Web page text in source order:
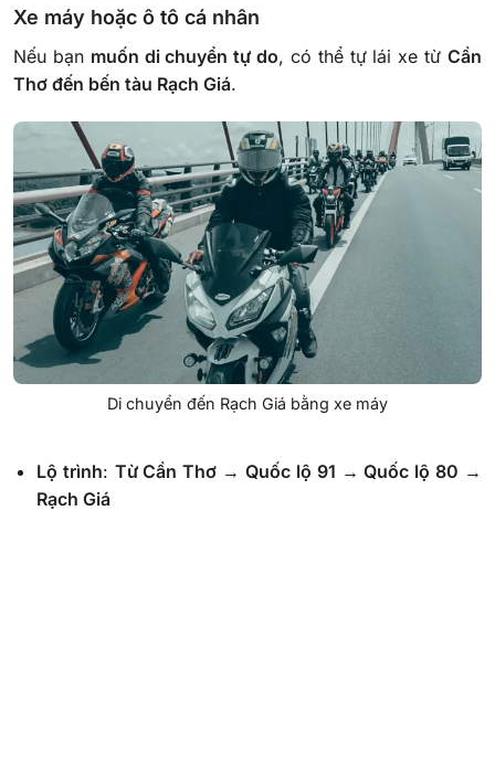
Xe máy hoặc ô tô cá nhân
Nếu bạn muốn di chuyển tự do, có thể tự lái xe từCần
Thơ đến bến tàu Rạch Giá.
Di chuyển đến Rạch Giá bằng xe máy
Lộ trình: Từ Cần Thơ → Quốc lộ 91 → Quốc lộ 80 →
Rạch Giá